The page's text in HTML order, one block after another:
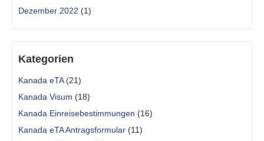
Dezember 2022 (1)
Kategorien
Kanada eTA(21)
Kanada Visum (18)
Kanada Einreisebestimmungen (16)
Kanada eTA Antragsformular (11)